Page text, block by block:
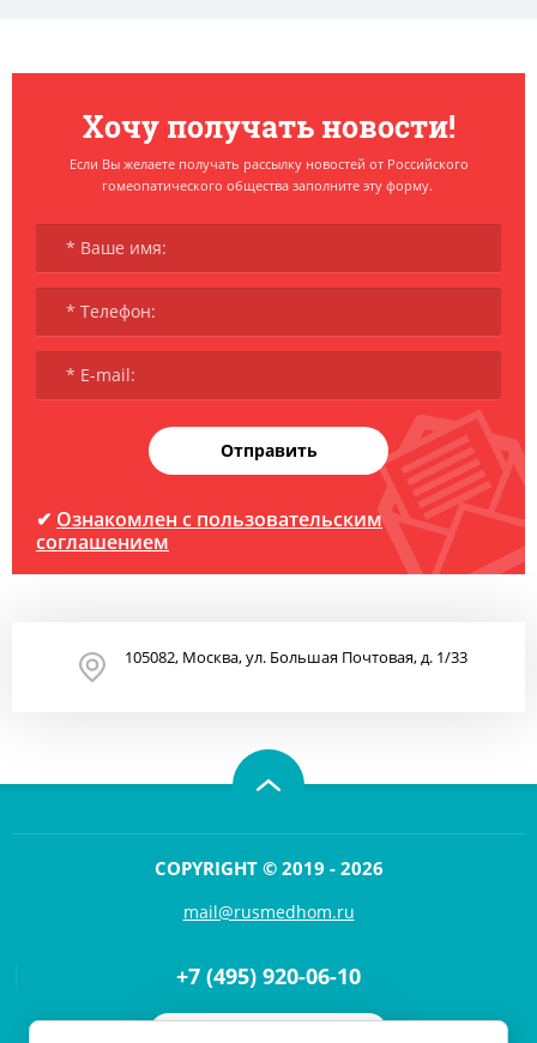
Хочу получать новости!
Если Вы желаете получать рассылку новостей от Российского
гомеопатического общества заполните эту форму.
Отправить
✔ Ознакомлен с пользовательским
соглашением
105082, Москва, ул. Большая Почтовая, д. 1/33
COPYRIGHT © 2019 - 2026
mail@rusmedhom.ru
+7 (495) 920-06-10